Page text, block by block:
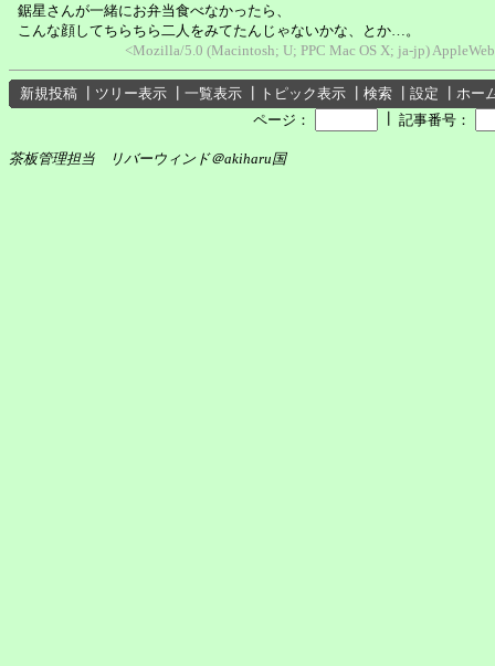
鋸星さんが一緒にお弁当食べなかったら、
こんな顔してちらちら二人をみてたんじゃないかな、とか…。
<Mozilla/5.0 (Macintosh; U; PPC Mac OS X; ja-jp)
新規投稿 ツリー表示 一覧表示 トピック表示 検索 設定
ホー
ページ：
記事番号：
茶板管理担当 リバーウィンド＠akiharu国